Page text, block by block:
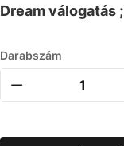
Dream
Darabszám